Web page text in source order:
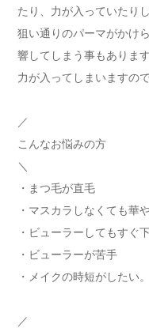
たり、力が入っていたり
狙い通りのパーマがかけ
響してしまう事もありま
力が入ってしまいますの
／
こんなお悩みの方
＼
・まつ毛が直毛
・マスカラしなくても華
・ビューラーしてもすぐ
・ビューラーが苦手
・メイクの時短がしたい。
／